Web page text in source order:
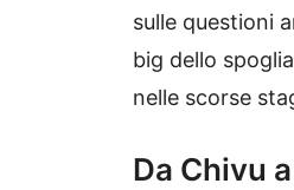
sulle questioni
big dello
nelle scorse
Da Chivu